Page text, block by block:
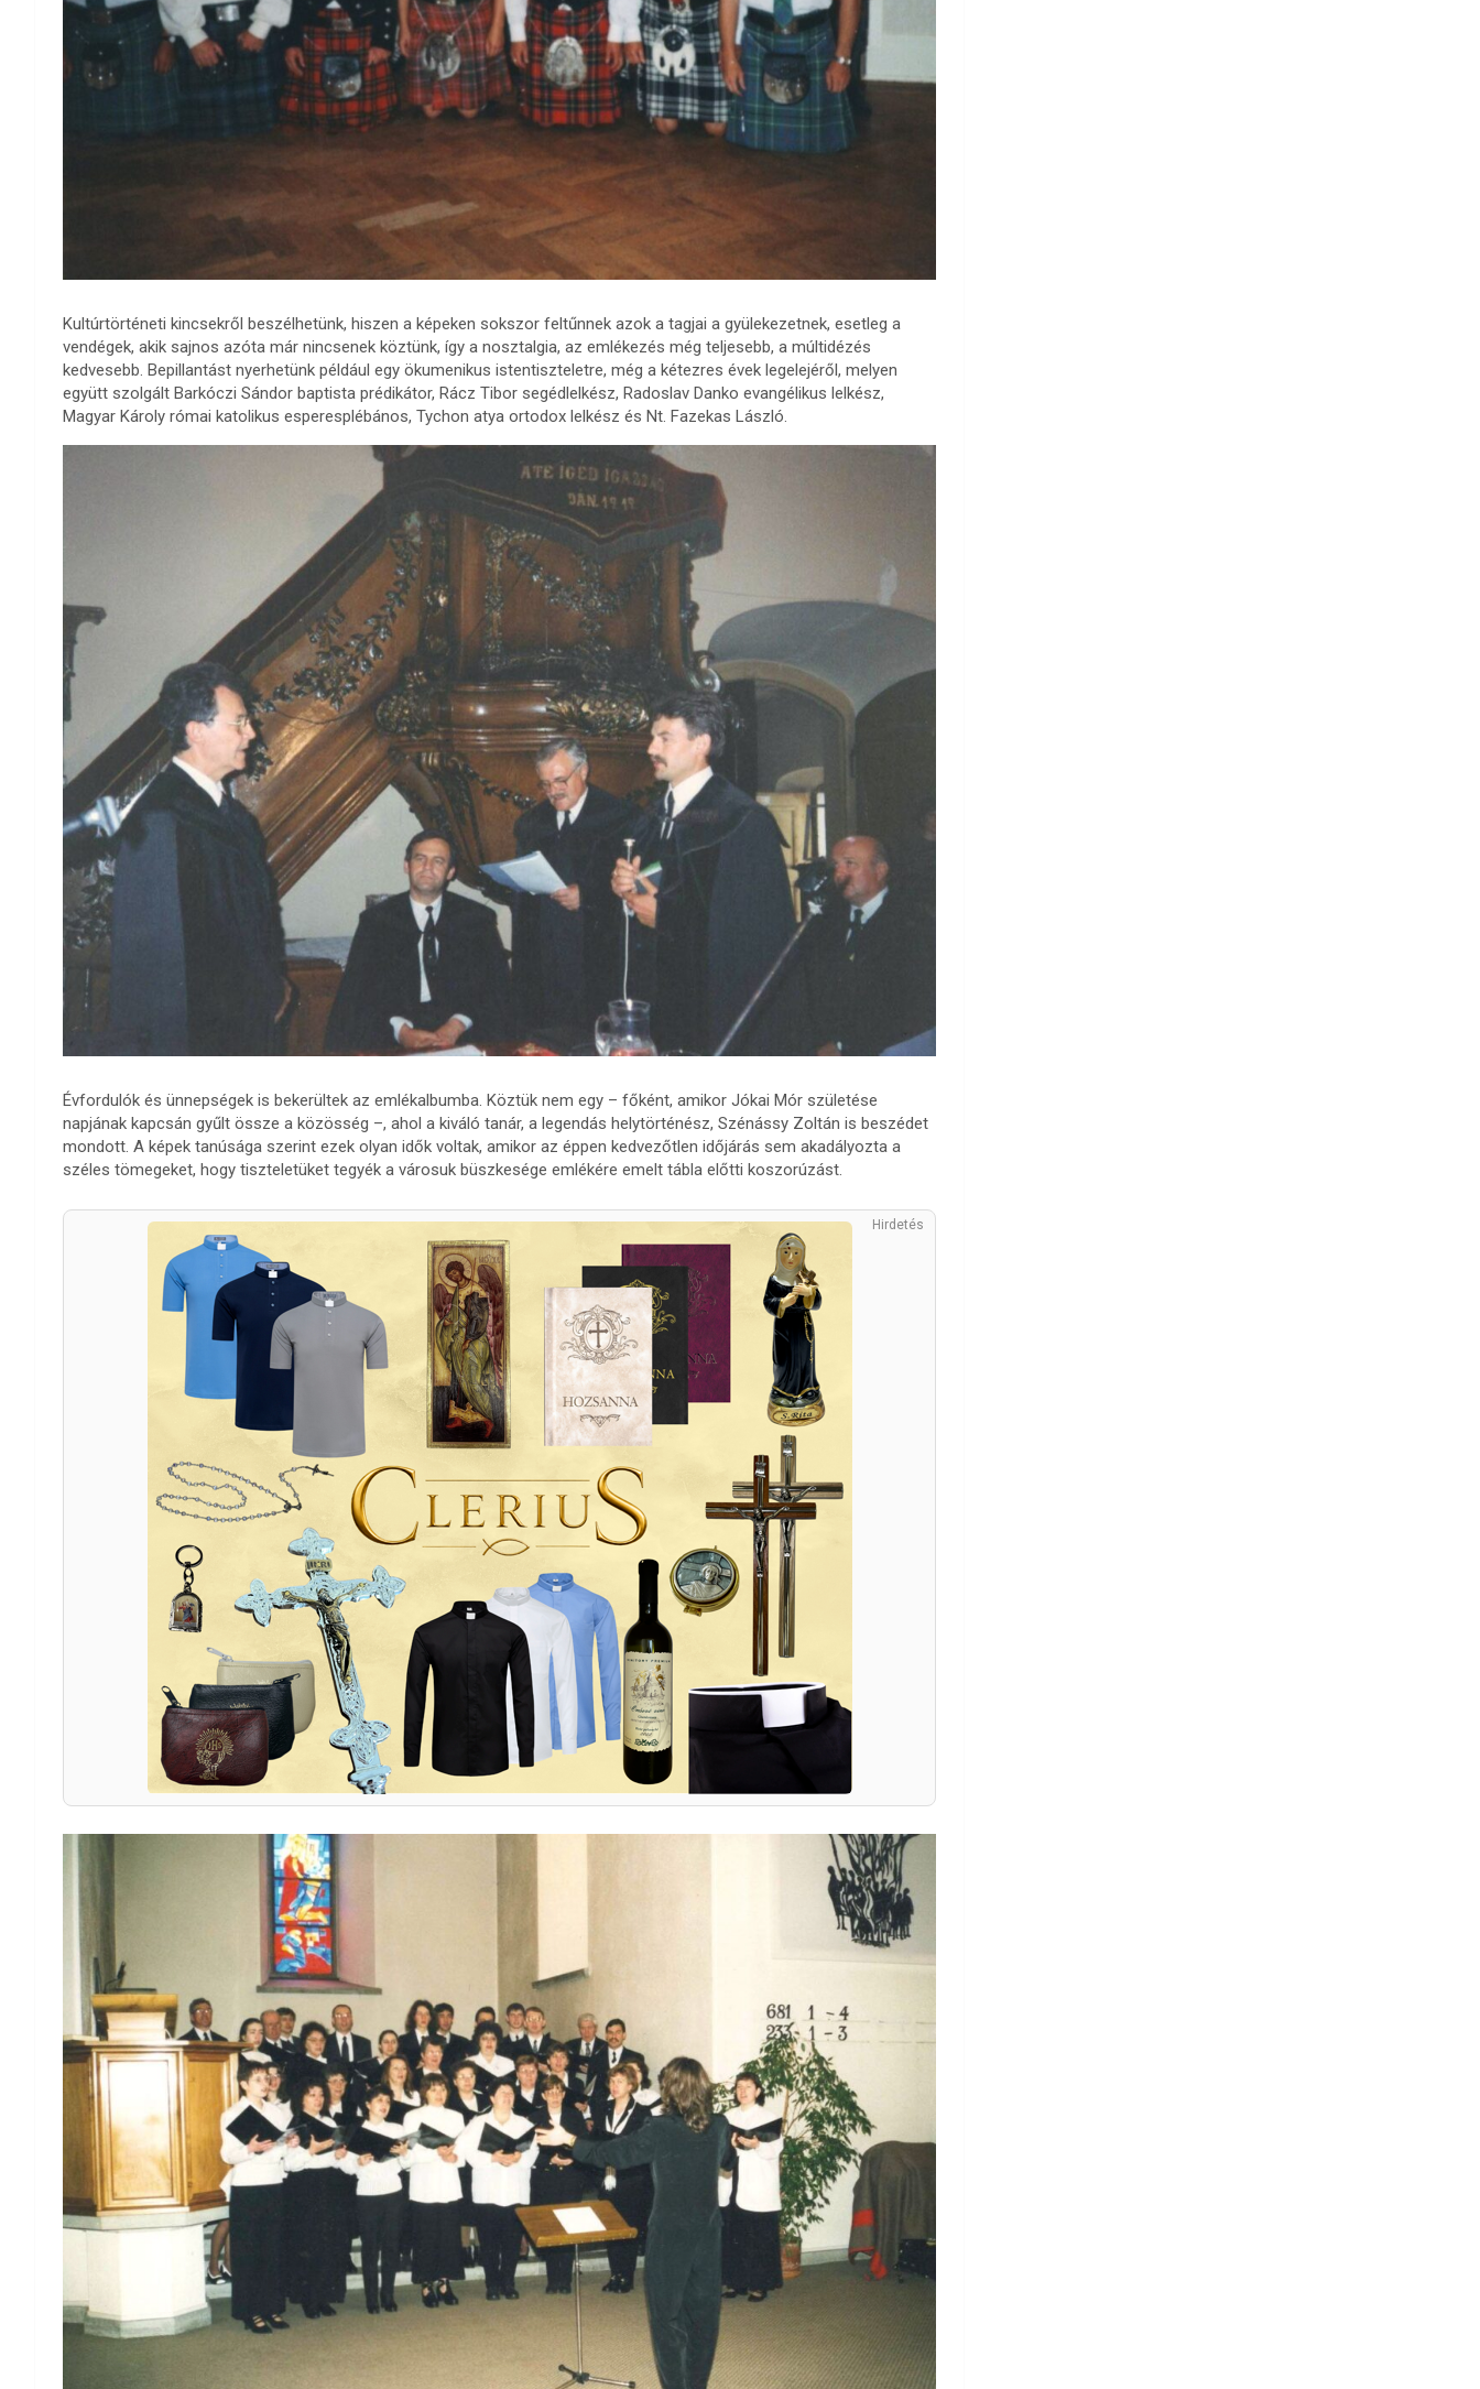
Kultúrtörténeti kincsekről beszélhetünk, hiszen a képeken sokszor feltűnnek azok a tagjai a gyülekezetnek, esetleg a
vendégek, akik sajnos azóta már nincsenek köztünk, így a nosztalgia, az emlékezés még teljesebb, a múltidézés
kedvesebb. Bepillantást nyerhetünk például egy ökumenikus istentiszteletre, még a kétezres évek legelejéről, melyen
együtt szolgált Barkóczi Sándor baptista prédikátor, Rácz Tibor segédlelkész, Radoslav Danko evangélikus lelkész,
Magyar Károly római katolikus esperesplébános, Tychon atya ortodox lelkész és Nt. Fazekas László.
Évfordulók és ünnepségek is bekerültek az emlékalbumba. Köztük nem egy – főként, amikor Jókai Mór születése
napjának kapcsán gyűlt össze a közösség –, ahol a kiváló tanár, a legendás helytörténész, Szénássy Zoltán is beszédet
mondott. A képek tanúsága szerint ezek olyan idők voltak, amikor az éppen kedvezőtlen időjárás sem akadályozta a
széles tömegeket, hogy tiszteletüket tegyék a városuk büszkesége emlékére emelt tábla előtti koszorúzást.
Hirdetés